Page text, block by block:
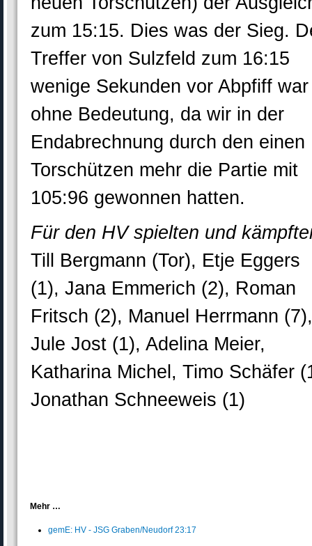
zum 15:15. Dies was der Sieg.
Treffer von Sulzfeld zum 16:15
wenige Sekunden vor Abpfiff war
ohne Bedeutung, da wir in der
Endabrechnung durch den einen
Torschützen mehr die Partie mit
105:96 gewonnen hatten.
Für den HV spielten und
Till Bergmann (Tor), Etje Eggers
(1), Jana Emmerich (2), Roman
Fritsch (2), Manuel Herrmann (7),
Jule Jost (1), Adelina Meier,
Katharina Michel, Timo Schäfer
Jonathan Schneeweis (1)
Mehr …
gemE: HV - JSG Graben/Neudorf 23:17